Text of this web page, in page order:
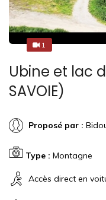
1
1
Ubine et lac
SAVOIE)
Proposé par :
Type : Montagne
Accès direct en